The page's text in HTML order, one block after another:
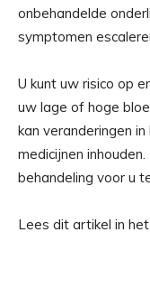
onbehandelde
symptomen
U kunt uw risico op
uw lage of hoge
kan veranderingen
medicijnen
behandeling voor u
Lees dit artikel in